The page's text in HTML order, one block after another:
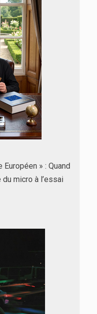
» : Quand
micro à l’essai